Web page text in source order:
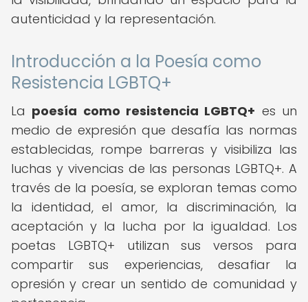
autenticidad y la representación.
Introducción a la Poesía como
Resistencia LGBTQ+
La poesía como resistencia LGBTQ+ es un
medio de expresión que desafía las normas
establecidas, rompe barreras y visibiliza las
luchas y vivencias de las personas LGBTQ+. A
través de la poesía, se exploran temas como
la identidad, el amor, la discriminación, la
aceptación y la lucha por la igualdad. Los
poetas LGBTQ+ utilizan sus versos para
compartir sus experiencias, desafiar la
opresión y crear un sentido de comunidad y